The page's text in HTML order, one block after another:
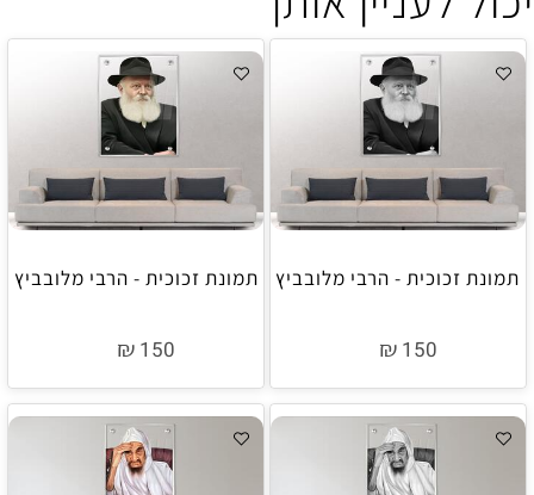
תמונת זכוכית - הרבי מלובביץ
₪ 150
תמונת זכוכית - הרבי מלובביץ
₪ 150